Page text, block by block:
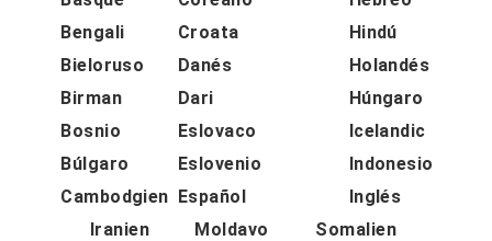
Bengali
Bieloruso
Birman
Bosnio
Búlgaro
Cambodgien
Croata
Danés
Dari
Eslovaco
Eslovenio
Español
Hindú
Holandés
Húngaro
Icelandic
Indonesio
Inglés
Iranien
Moldavo
Somalien